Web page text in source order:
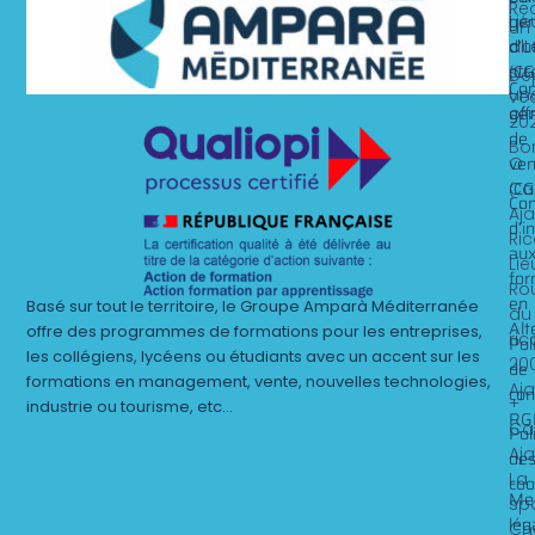
Basé sur tout le territoire, le Groupe Amparà Méditerranée
offre des programmes de formations pour les entreprises,
les collégiens, lycéens ou étudiants avec un accent sur les
formations en management, vente, nouvelles technologies,
industrie ou tourisme, etc…
un
dit
O
du
+
La
de
en
de
des